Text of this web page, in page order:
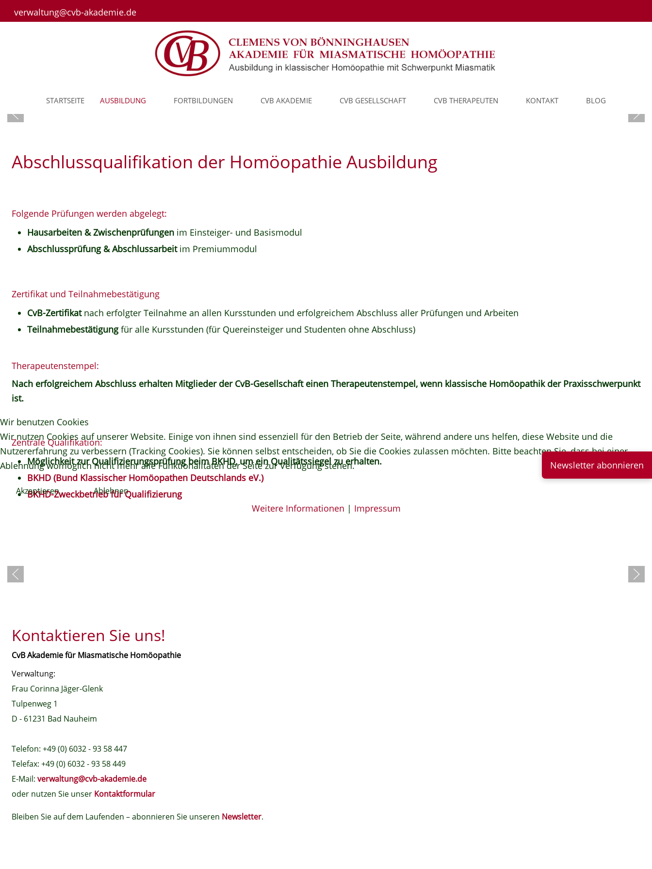
verwaltung@cvb-akademie.de
STARTSEITE AUSBILDUNG FORTBILDUNGEN CVB AKADEMIE CVB GESELLSCHAFT CVB THERAPEUTEN KONTAKT BLOG
Abschlussqualifikation der Homöopathie Ausbildung
Folgende Prüfungen werden abgelegt:
Hausarbeiten & Zwischenprüfungen im Einsteiger- und Basismodul
Abschlussprüfung & Abschlussarbeitim Premiummodul
Zertifikat und Teilnahmebestätigung
CvB-Zertifikatnach erfolgter Teilnahme an allen Kursstunden und erfolgreichem Abschluss aller Prüfungen und Arbeiten
Teilnahmebestätigungfür alle Kursstunden (für Quereinsteiger und Studenten ohne Abschluss)
Therapeutenstempel:
Nach erfolgreichem Abschluss erhalten Mitglieder der CvB-Gesellschaft einen Therapeutenstempel, wenn klassische Homöopathik der Praxisschwerpunkt
ist.
Zentrale Qualifikation:
Möglichkeit zur Qualifizierungsprüfung beim BKHD, um ein Qualitätssiegel zu erhalten.
BKHD (Bund Klassischer Homöopathen Deutschlands eV.)
BKHD-Zweckbetrieb für Qualifizierung
Kontaktieren Sie uns!
CvB Akademie für Miasmatische Homöopathie
Verwaltung:
Frau Corinna Jäger-Glenk
Tulpenweg 1
D - 61231 Bad Nauheim
Telefon: +49 (0) 6032 - 93 58 447
Telefax: +49 (0) 6032 - 93 58 449
E-Mail: verwaltung@cvb-akademie.de
oder nutzen Sie unser Kontaktformular
Bleiben Sie auf dem Laufenden – abonnieren Sie unseren Newsletter.
Newsletter abonnieren
Wir benutzen Cookies
Wir nutzen Cookies auf unserer Website. Einige von ihnen sind essenziell für den Betrieb der Seite, während andere uns helfen, diese Website und die
Nutzererfahrung zu verbessern (Tracking Cookies). Sie können selbst entscheiden, ob Sie die Cookies zulassen möchten. Bitte beachten Sie, dass bei einer
Ablehnung womöglich nicht mehr alle Funktionalitäten der Seite zur Verfügung stehen.
Akzeptieren Ablehnen
Weitere Informationen | Impressum